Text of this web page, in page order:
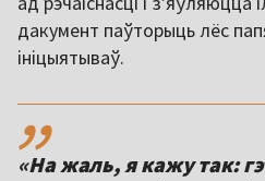
дакумент паўторыць лёс
ініцыятываў.
,,
«На жаль, я кажу так: